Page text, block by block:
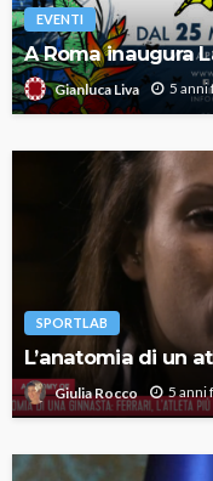
EVENTI
A Roma inaugura
Gianluca Liva 5 anni
SPORTLAB
L’anatomia di un
Giulia Rocco 5 anni